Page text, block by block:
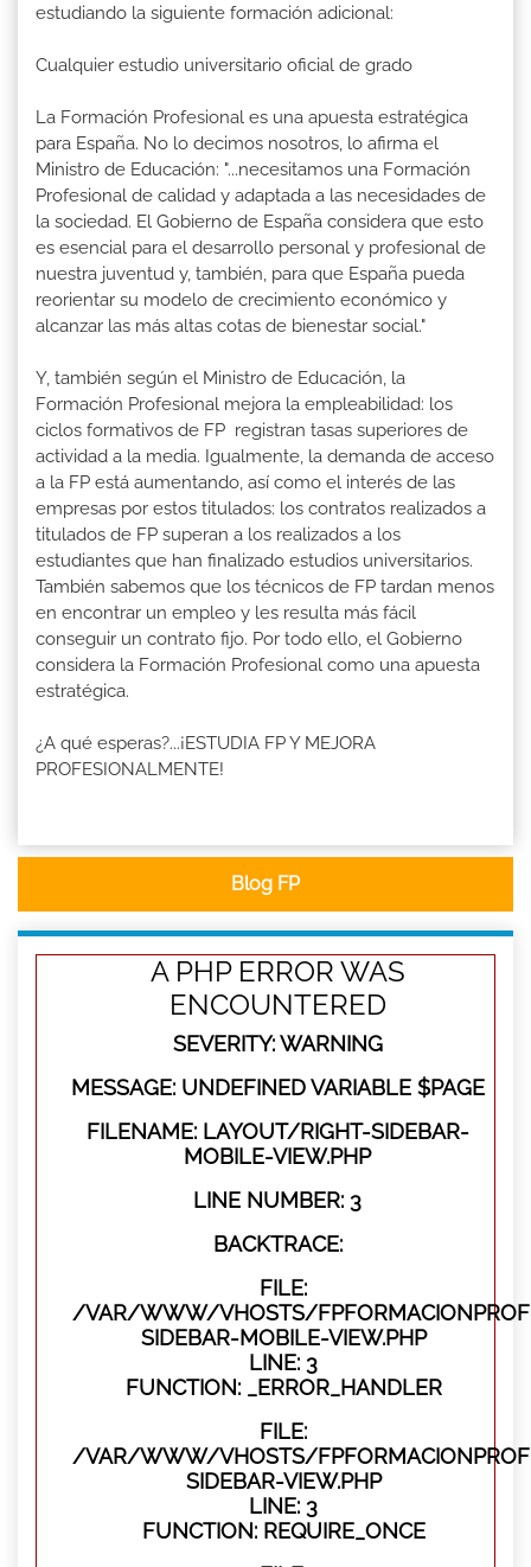
estudiando la siguiente formación adicional:
Cualquier estudio universitario oficial de grado
La Formación Profesional es una apuesta estratégica
para España. No lo decimos nosotros, lo afirma el
Ministro de Educación: "...necesitamos una Formación
Profesional de calidad y adaptada a las necesidades de
la sociedad. El Gobierno de España considera que esto
es esencial para el desarrollo personal y profesional de
nuestra juventud y, también, para que España pueda
reorientar su modelo de crecimiento económico y
alcanzar las más altas cotas de bienestar social."
Y, también según el Ministro de Educación, la
Formación Profesional mejora la empleabilidad: los
ciclos formativos de FP registran tasas superiores de
actividad a la media. Igualmente, la demanda de acceso
a la FP está aumentando, así como el interés de las
empresas por estos titulados: los contratos realizados a
titulados de FP superan a los realizados a los
estudiantes que han finalizado estudios universitarios.
También sabemos que los técnicos de FP tardan menos
en encontrar un empleo y les resulta más fácil
conseguir un contrato fijo. Por todo ello, el Gobierno
considera la Formación Profesional como una apuesta
estratégica.
¿A qué esperas?...¡ESTUDIA FP Y MEJORA
PROFESIONALMENTE!
Blog FP
A PHP ERROR WAS
ENCOUNTERED
SEVERITY: WARNING
MESSAGE: UNDEFINED VARIABLE $PAGE
FILENAME: LAYOUT/RIGHT-SIDEBAR-
MOBILE-VIEW.PHP
LINE NUMBER: 3
BACKTRACE:
FILE:
/VAR/WWW/VHOSTS/
SIDEBAR-MOBILE-VIEW.PHP
LINE: 3
FUNCTION: _ERROR_HANDLER
FILE:
/VAR/WWW/VHOSTS/
SIDEBAR-VIEW.PHP
LINE: 3
FUNCTION: REQUIRE_ONCE